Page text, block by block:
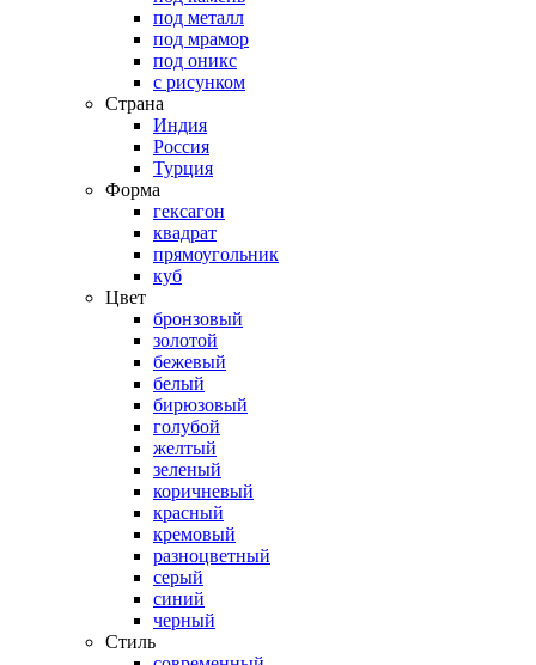
под металл
под мрамор
под оникс
с рисунком
Страна
Индия
Россия
Турция
Форма
гексагон
квадрат
прямоугольник
куб
Цвет
бронзовый
золотой
бежевый
белый
бирюзовый
голубой
желтый
зеленый
коричневый
красный
кремовый
разноцветный
серый
синий
черный
Стиль